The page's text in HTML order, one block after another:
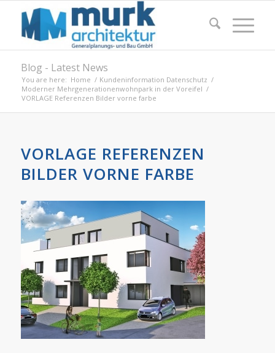
Blog - Latest News
You are here: Home / Kundeninformation Datenschutz /
Moderner Mehrgenerationenwohnpark in der Voreifel /
VORLAGE Referenzen Bilder vorne farbe
VORLAGE REFERENZEN
BILDER VORNE FARBE